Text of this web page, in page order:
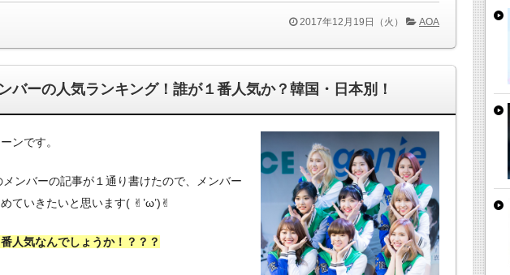
2017年12月19日（火） AOA
バーの人気ランキング！誰が１番人気か？韓国・日本別！
ンです。
ンバーの記事が１通り書けたので、メンバー
ていきたいと思います( ✌︎’ω’)✌︎
人気なんでしょうか！？？？